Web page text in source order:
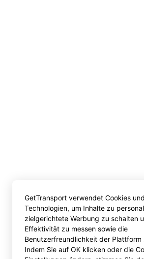
GetTransport verwendet Cookies
Technologien, um Inhalte zu
zielgerichtete Werbung zu schalten
Effektivität zu messen sowie die
Benutzerfreundlichkeit der Plattform
Indem Sie auf OK klicken oder die